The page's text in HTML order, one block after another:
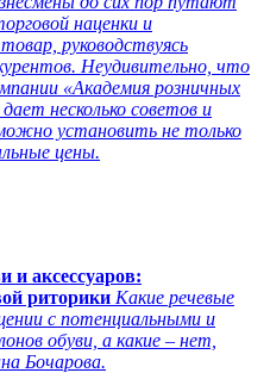
наценки и
руководствуясь
Неудивительно, что
«Академия розничных
несколько советов и
установить не только
цены.
и аксессуаров:
риторики Какие речевые
с потенциальными и
обуви, а какие – нет,
Бочарова.